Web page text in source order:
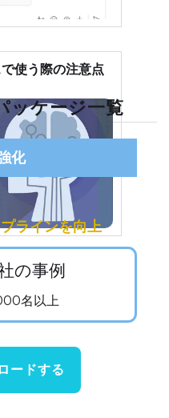
使う際の注意点
ッケージ一覧
化
ラインを向上
の事例
名以上
ードする